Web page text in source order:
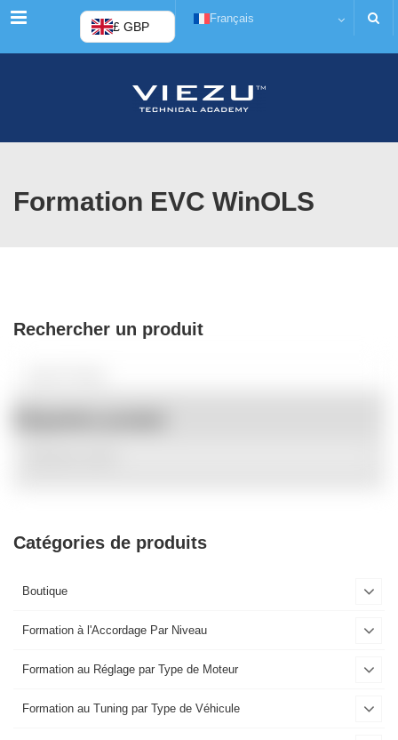
Menu £ GBP
Français
Formation EVC WinOLS
Rechercher un produit
Catégories de produits
Boutique
Formation à l'Accordage Par Niveau
Formation au Réglage par Type de Moteur
Formation au Tuning par Type de Véhicule